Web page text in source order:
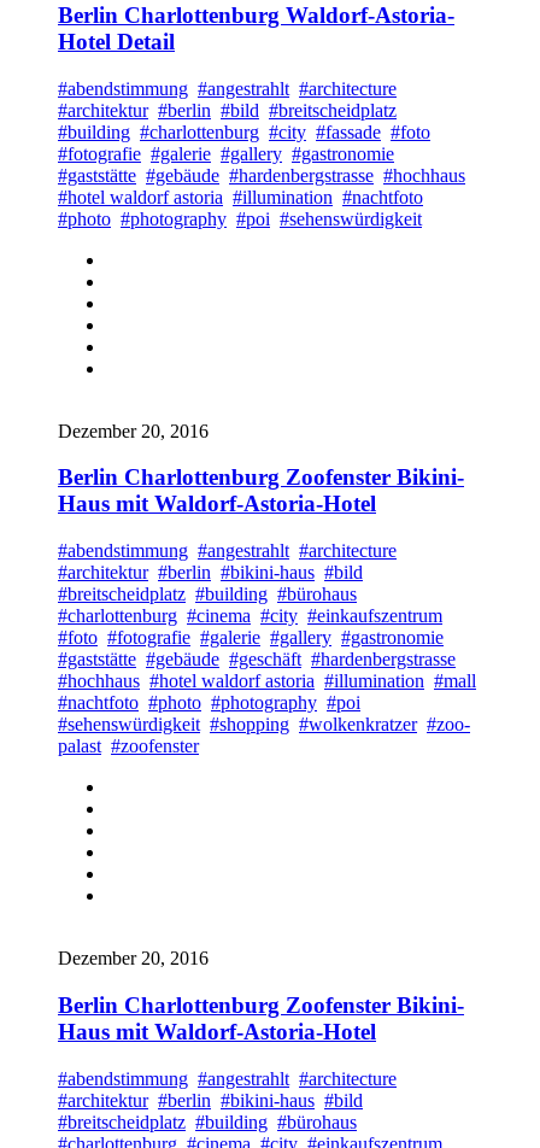
Berlin Charlottenburg Waldorf-Astoria-
Hotel Detail
#abendstimmung #angestrahlt #architecture
#architektur #berlin #bild #breitscheidplatz
#building #charlottenburg #city #fassade #foto
#fotografie #galerie #gallery #gastronomie
#gaststätte #gebäude #hardenbergstrasse #hochhaus
#hotel waldorf astoria #illumination #nachtfoto
#photo #photography #poi #sehenswürdigkeit
Dezember 20, 2016
Berlin Charlottenburg Zoofenster Bikini-
Haus mit Waldorf-Astoria-Hotel
#abendstimmung #angestrahlt #architecture
#architektur #berlin #bikini-haus #bild
#breitscheidplatz #building #bürohaus
#charlottenburg #cinema #city #einkaufszentrum
#foto #fotografie #galerie #gallery #gastronomie
#gaststätte #gebäude #geschäft #hardenbergstrasse
#hochhaus #hotel waldorf astoria #illumination #mall
#nachtfoto #photo #photography #poi
#sehenswürdigkeit #shopping #wolkenkratzer #zoo-
palast #zoofenster
Dezember 20, 2016
Berlin Charlottenburg Zoofenster Bikini-
Haus mit Waldorf-Astoria-Hotel
#abendstimmung #angestrahlt #architecture
#architektur #berlin #bikini-haus #bild
#breitscheidplatz #building #bürohaus
#charlottenburg #cinema #city #einkaufszentrum